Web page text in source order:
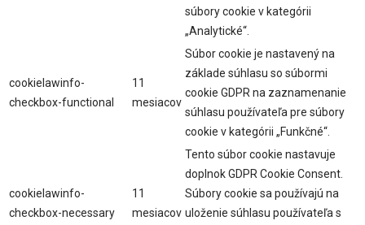
súbory cookie v kategórii
„Analytické“.
cookielawinfo-
checkbox-functional
11
mesiacov
Súbor cookie je nastavený na
základe súhlasu so súbormi
cookie GDPR na zaznamenanie
súhlasu používateľa pre súbory
cookie v kategórii „Funkčné“.
cookielawinfo-
checkbox-necessary
11
mesiacov
Tento súbor cookie nastavuje
doplnok GDPR Cookie Consent.
Súbory cookie sa používajú na
uloženie súhlasu používateľa s